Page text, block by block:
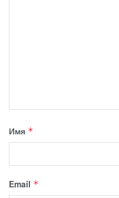
Имя *
Email *